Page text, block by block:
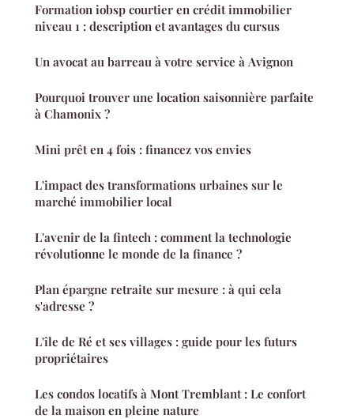
Formation iobsp courtier en crédit immobilier
niveau 1 : description et avantages du cursus
Un avocat au barreau à votre service à Avignon
Pourquoi trouver une location saisonnière parfaite
à Chamonix ?
Mini prêt en 4 fois : financez vos envies
L'impact des transformations urbaines sur le
marché immobilier local
L'avenir de la fintech : comment la technologie
révolutionne le monde de la finance ?
Plan épargne retraite sur mesure : à qui cela
s'adresse ?
L'île de Ré et ses villages : guide pour les futurs
propriétaires
Les condos locatifs à Mont Tremblant : Le confort
de la maison en pleine nature